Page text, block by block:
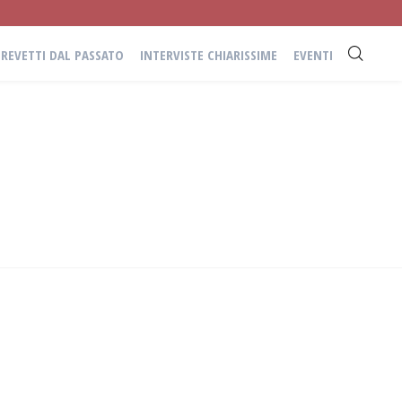
DAL PASSATO INTERVISTE CHIARISSIME EVENTI